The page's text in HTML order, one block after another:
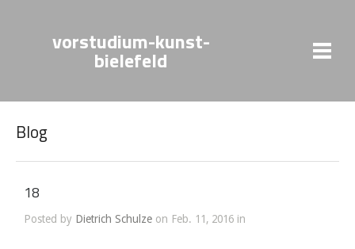
vorstudium-kunst-
bielefeld
Blog
18
Posted by Dietrich Schulze on Feb. 11, 2016 in